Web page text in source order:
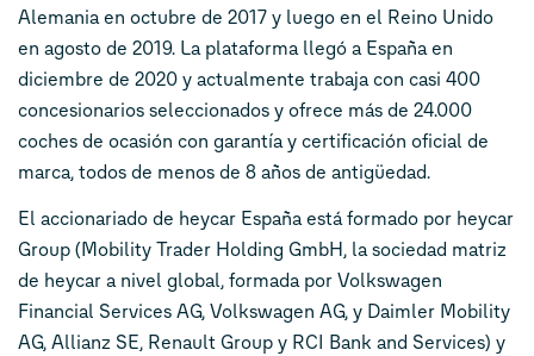
Alemania en octubre de 2017 y luego en el Reino Unido
en agosto de 2019. La plataforma llegó a España en
diciembre de 2020 y actualmente trabaja con casi 400
concesionarios seleccionados y ofrece más de 24.000
coches de ocasión con garantía y certificación oficial de
marca, todos de menos de 8 años de antigüedad.
El accionariado de heycar España está formado por heycar
Group (Mobility Trader Holding GmbH, la sociedad matriz
de heycar a nivel global, formada por Volkswagen
Financial Services AG, Volkswagen AG, y Daimler Mobility
AG, Allianz SE, Renault Group y RCI Bank and Services) y